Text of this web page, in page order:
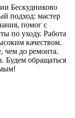
Бескудниково
подход: мастер
помог с
по уходу. Работа
качеством.
чем до ремонта.
Будем обращаться